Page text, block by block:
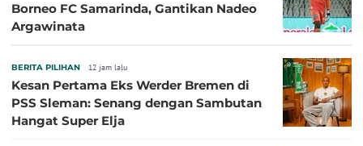
Borneo FC Samarinda, Gantikan Nadeo
Argawinata
BERITA PILIHAN 12 jam lalu
Kesan Pertama Eks Werder Bremen di
PSS Sleman: Senang dengan Sambutan
Hangat Super Elja